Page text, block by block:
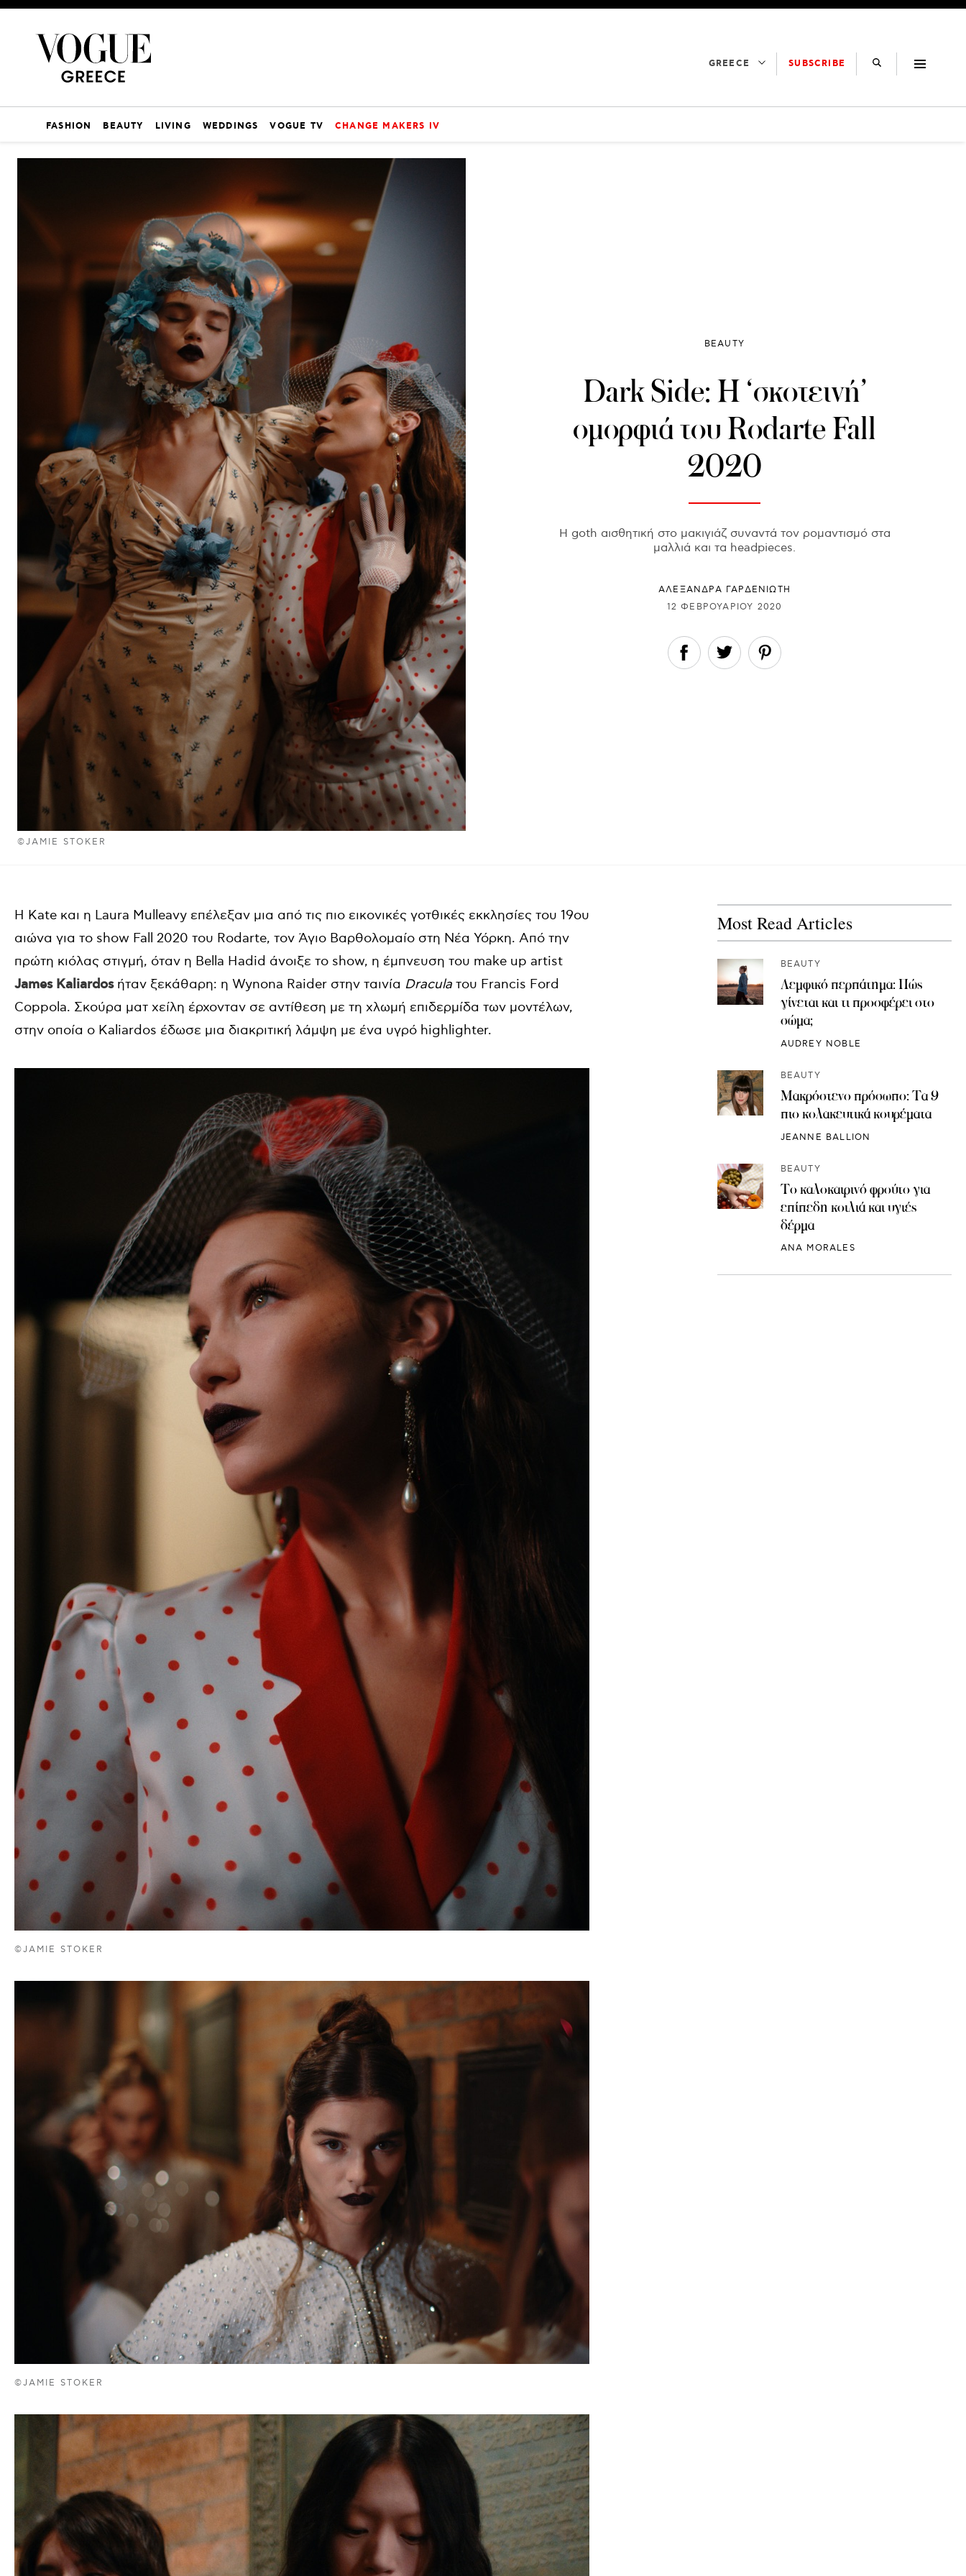
GREECE SUBSCRIBE
FASHION BEAUTY LIVING WEDDINGS VOGUE TV CHANGE MAKERS IV
©JAMIE STOKER
BEAUTY
Dark Side: H ‘σκοτεινή’
ομορφιά του Rodarte Fall
2020
Η goth αισθητική στο μακιγιάζ συναντά τον ρομαντισμό στα
μαλλιά και τα headpieces.
ΑΛΕΞΑΝΔΡΑ ΓΑΡΔΕΝΙΩΤΗ
12 ΦΕΒΡΟΥΑΡΊΟΥ 2020
Η Kate και η Laura Mulleavy επέλεξαν μια από τις πιο εικονικές γοτθικές εκκλησίες του 19ου
αιώνα για το show Fall 2020 του Rodarte, τον Άγιο Βαρθολομαίο στη Νέα Υόρκη. Από την
πρώτη κιόλας στιγμή, όταν η Bella Hadid άνοιξε το show, η έμπνευση του make up artist
James Kaliardosήταν ξεκάθαρη: η Wynona Raider στην ταινία Dracula του Francis Ford
Coppola. Σκούρα ματ χείλη έρχονταν σε αντίθεση με τη χλωμή επιδερμίδα των μοντέλων,
στην οποία ο Kaliardos έδωσε μια διακριτική λάμψη με ένα υγρό highlighter.
©JAMIE STOKER
©JAMIE STOKER
Most Read Articles
BEAUTY
Λεμφικό περπάτημα: Πώς
γίνεται και τι προσφέρει στο
σώμα;
AUDREY NOBLE
BEAUTY
Μακρόστενο πρόσωπο: Τα 9
πιο κολακευτικά κουρέματα
JEANNE BALLION
BEAUTY
Το καλοκαιρινό φρούτο για
επίπεδη κοιλιά και υγιές
δέρμα
ANA MORALES